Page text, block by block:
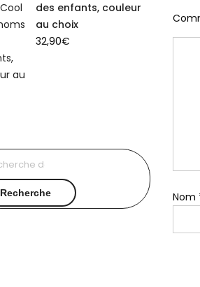
Nom
des enfants, couleur
au choix
32,90€
pour :
Recherche